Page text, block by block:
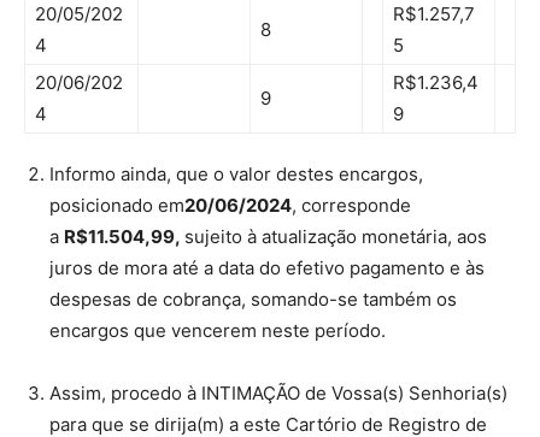
20/05/202
4
8
R$1.257,7
5
20/06/202
4
9
R$1.236,4
9
Informo ainda, que o valor destes encargos,
posicionado em20/06/2024, corresponde
a R$11.504,99, sujeito à atualização monetária, aos
juros de mora até a data do efetivo pagamento e às
despesas de cobrança, somando-se também os
encargos que vencerem neste período.
Assim, procedo à INTIMAÇÃO de Vossa(s) Senhoria(s)
para que se dirija(m) a este Cartório de Registro de